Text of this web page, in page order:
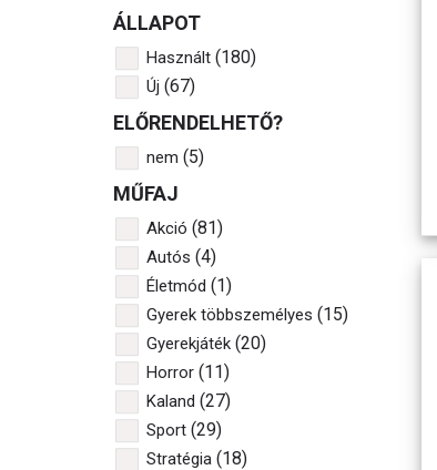
ÁLLAPOT
Használt (180)
Új (67)
ELŐRENDELHETŐ?
nem (5)
MŰFAJ
Akció (81)
Autós (4)
Életmód (1)
Gyerek többszemélyes (15)
Gyerekjáték (20)
Horror (11)
Kaland (27)
Sport (29)
Stratégia (18)